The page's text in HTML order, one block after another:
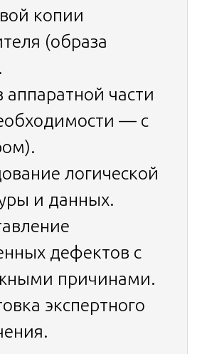
копии
(образа
аппаратной части
— с
логической
и данных.
дефектов с
причинами.
экспертного